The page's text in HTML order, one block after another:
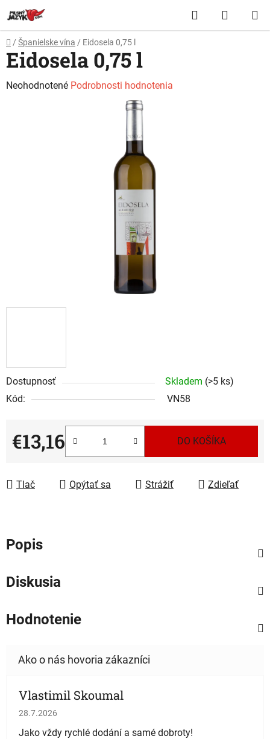
na
obsah
Hľadať
KOŠÍK
Domov
/ Španielske vína / Eidosela 0,75 l
Dostupnosť Skladem (>5 ks)
Kód:
VN58
€13,16
Jednotková cena:
DO KOŠÍKA
Tlač Opýtať sa Strážiť Zdieľať
Eidosela 0,75 l
Priemerné
Neohodnotené Podrobnosti hodnotenia
Popis
Diskusia
Hodnotenie
Vlastimil Skoumal
Hodnotenie obchodu je 5 z 5 hviezdičiek.
28.7.2026
Jako vždy rychlé dodání a samé dobroty!